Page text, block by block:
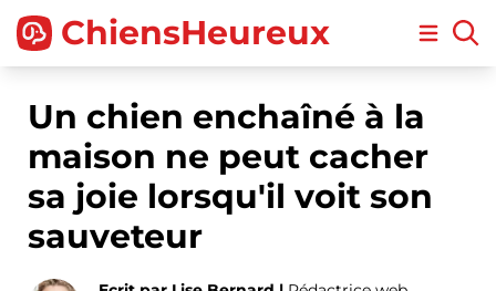
ChiensHeureux Open
Un chien enchaîné à la
maison ne peut cacher
sa joie lorsqu'il voit son
sauveteur